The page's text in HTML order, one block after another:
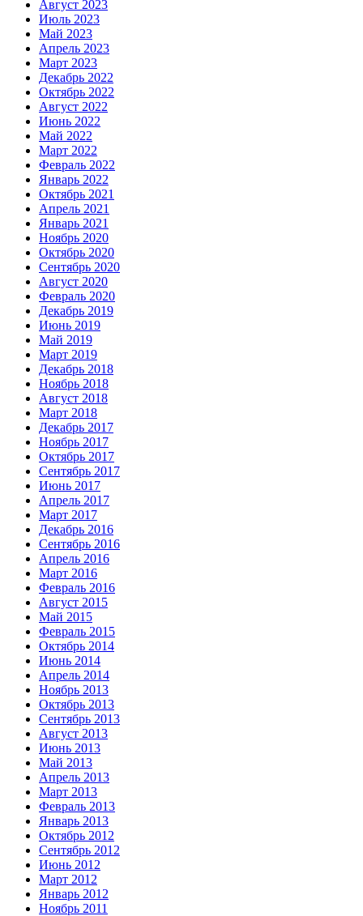
Август 2023
Июль 2023
Май 2023
Апрель 2023
Март 2023
Декабрь 2022
Октябрь 2022
Август 2022
Июнь 2022
Май 2022
Март 2022
Февраль 2022
Январь 2022
Октябрь 2021
Апрель 2021
Январь 2021
Ноябрь 2020
Октябрь 2020
Сентябрь 2020
Август 2020
Февраль 2020
Декабрь 2019
Июнь 2019
Май 2019
Март 2019
Декабрь 2018
Ноябрь 2018
Август 2018
Март 2018
Декабрь 2017
Ноябрь 2017
Октябрь 2017
Сентябрь 2017
Июнь 2017
Апрель 2017
Март 2017
Декабрь 2016
Сентябрь 2016
Апрель 2016
Март 2016
Февраль 2016
Август 2015
Май 2015
Февраль 2015
Октябрь 2014
Июнь 2014
Апрель 2014
Ноябрь 2013
Октябрь 2013
Сентябрь 2013
Август 2013
Июнь 2013
Май 2013
Апрель 2013
Март 2013
Февраль 2013
Январь 2013
Октябрь 2012
Сентябрь 2012
Июнь 2012
Март 2012
Январь 2012
Ноябрь 2011